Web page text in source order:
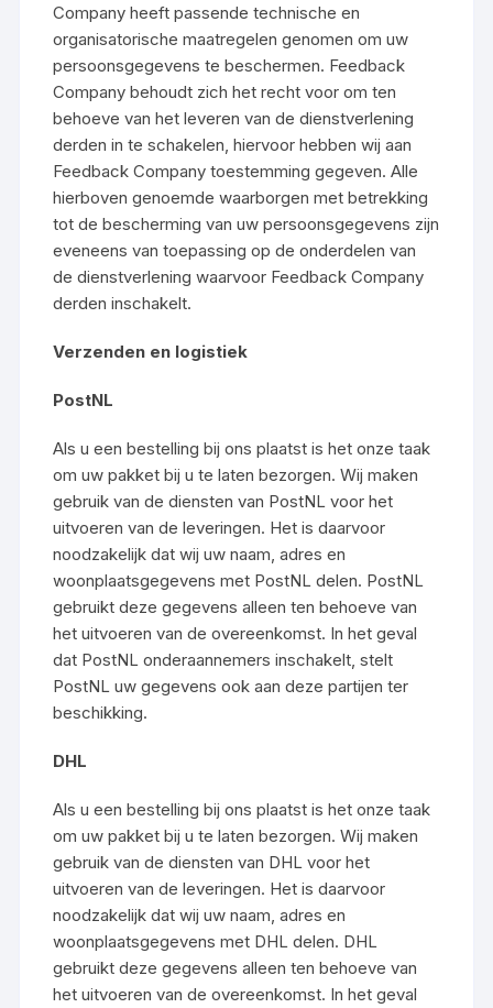
Company heeft passende technische en
organisatorische maatregelen genomen om uw
persoonsgegevens te beschermen. Feedback
Company behoudt zich het recht voor om ten
behoeve van het leveren van de dienstverlening
derden in te schakelen, hiervoor hebben wij aan
Feedback Company toestemming gegeven. Alle
hierboven genoemde waarborgen met betrekking
tot de bescherming van uw persoonsgegevens zijn
eveneens van toepassing op de onderdelen van
de dienstverlening waarvoor Feedback Company
derden inschakelt.
Verzenden en logistiek
PostNL
Als u een bestelling bij ons plaatst is het onze taak
om uw pakket bij u te laten bezorgen. Wij maken
gebruik van de diensten van PostNL voor het
uitvoeren van de leveringen. Het is daarvoor
noodzakelijk dat wij uw naam, adres en
woonplaatsgegevens met PostNL delen. PostNL
gebruikt deze gegevens alleen ten behoeve van
het uitvoeren van de overeenkomst. In het geval
dat PostNL onderaannemers inschakelt, stelt
PostNL uw gegevens ook aan deze partijen ter
beschikking.
DHL
Als u een bestelling bij ons plaatst is het onze taak
om uw pakket bij u te laten bezorgen. Wij maken
gebruik van de diensten van DHL voor het
uitvoeren van de leveringen. Het is daarvoor
noodzakelijk dat wij uw naam, adres en
woonplaatsgegevens met DHL delen. DHL
gebruikt deze gegevens alleen ten behoeve van
het uitvoeren van de overeenkomst. In het geval